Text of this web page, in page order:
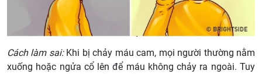
Cách làm sai: Khi bị chảy máu cam, mọi người thường nằm
xuống hoặc ngửa cổ lên để máu không chảy ra ngoài. Tuy